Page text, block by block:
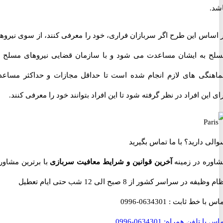
این طرح اگر سربازان فراری، خود را معرفی کنند، از سوی نیروهای
به ایشان مساعدت می شود و با سازمان قضایی نیروهای مسلح نیز
های لازم انجام شده است تا حداقل مجازات و حداکثر مساعدت
افراد در نظر گرفته شود تا این افراد بتوانند خود را معرفی کنند.
دارید؟ با ما تماس بگیرید
در زمینهآخرین قوانین و شرایط معافیت سربازیبا برترین مشاوران
در سراسر کشور از 8 صبح الی 12 شب حتی ایام تعطیل
با خط ثابت :0634301-0996